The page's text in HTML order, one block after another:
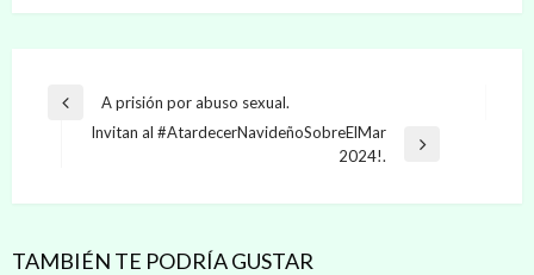
Navegación
Entrada
anterior
A prisión por abuso sexual.
Invitan al #AtardecerNavideñoSobreElMar
2024!.
TAMBIÉN TE PODRÍA GUSTAR